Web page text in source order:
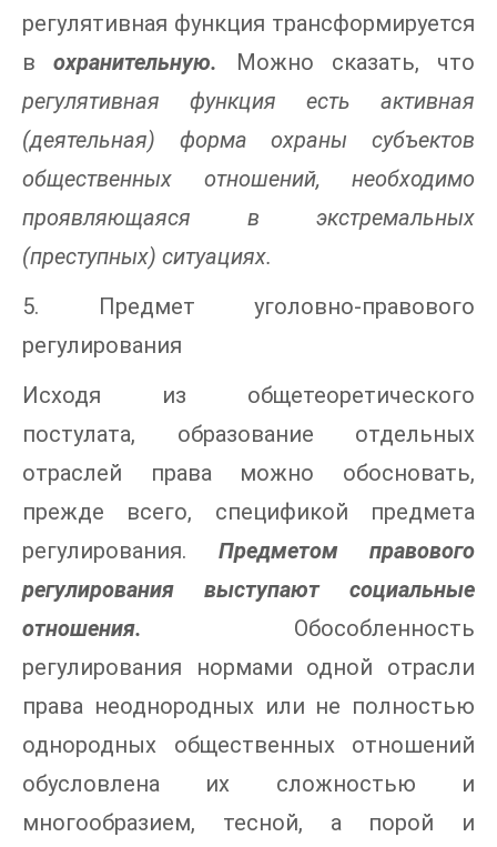
регулятивная функция трансформируется
вохранительную. Можно сказать, что
регулятивная функция есть активная
(деятельная) форма охраны субъектов
общественных отношений, необходимо
проявляющаяся в экстремальных
(преступных) ситуациях.
5. Предмет уголовно-правового
регулирования
Исходя из общетеоретического
постулата, образование отдельных
отраслей права можно обосновать,
прежде всего, спецификой предмета
регулирования. Предметом правового
регулирования выступают социальные
отношения. Обособленность
регулирования нормами одной отрасли
права неоднородных или не полностью
однородных общественных отношений
обусловлена их сложностью и
многообразием, тесной, а порой и